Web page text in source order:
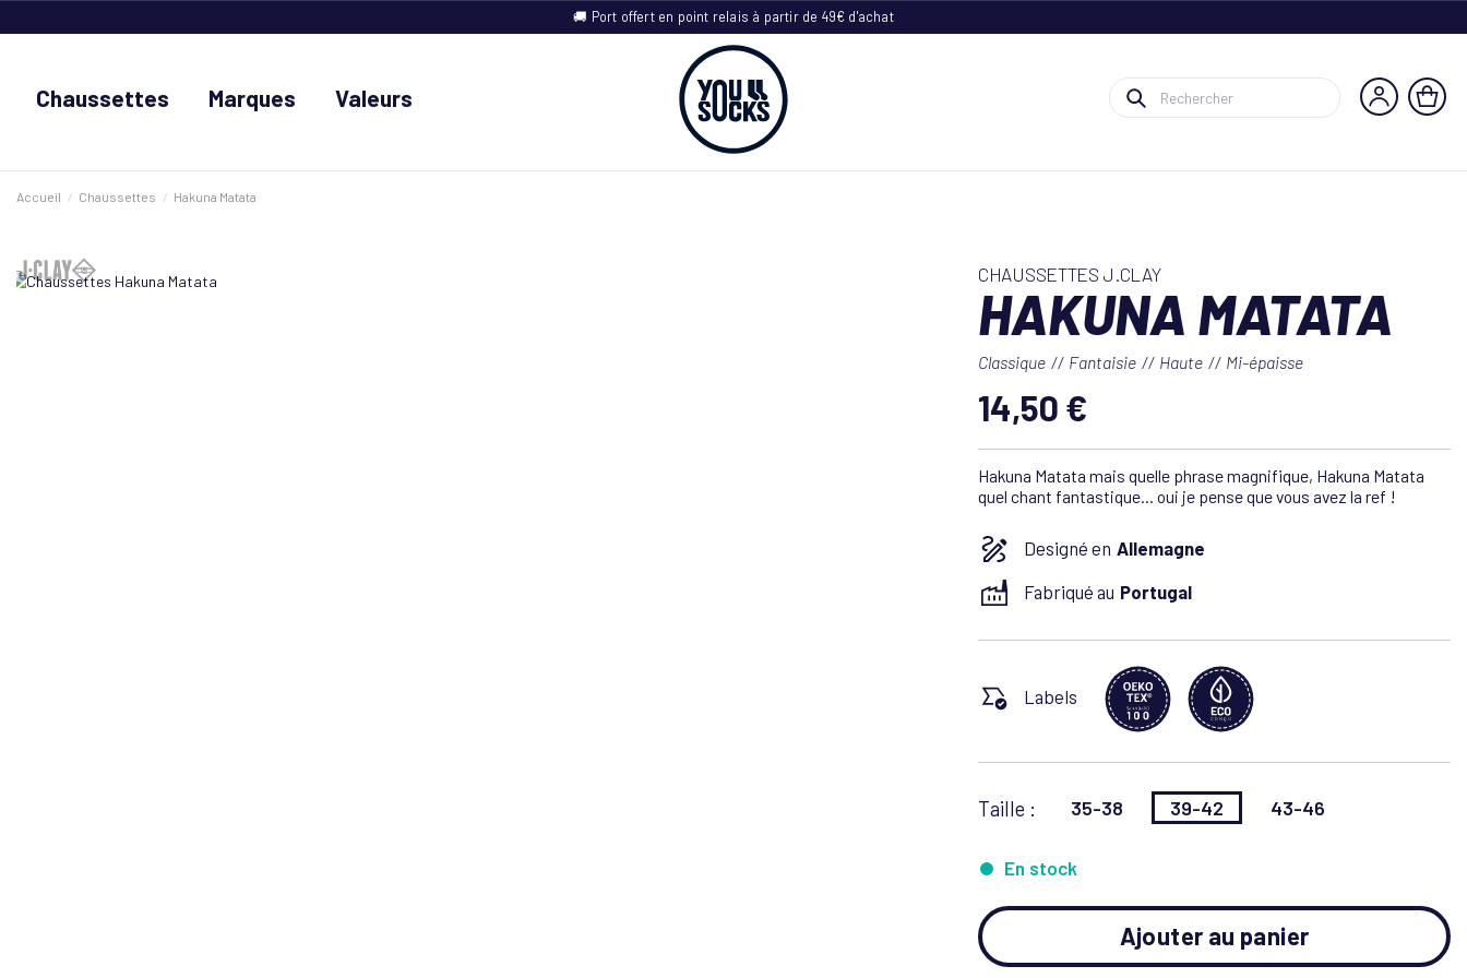
🚚 Port offert en point relais à partir de 49€ d'achat
Chaussettes Marques Valeurs
Accueil Chaussettes Hakuna Matata
CHAUSSETTES J.CLAY
HAKUNA MATATA
Classique Fantaisie Haute Mi-épaisse
14,50 €
Hakuna Matata mais quelle phrase magnifique, Hakuna Matata
quel chant fantastique... oui je pense que vous avez la ref !
Designé en Allemagne
Fabriqué au Portugal
Labels
Taille : 35-38 39-42 43-46
En stock
Ajouter au panier